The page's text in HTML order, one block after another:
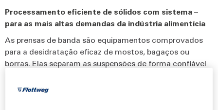
Processamento eficiente de sólidos com sistema –
para as mais altas demandas da indústria alimentícia
As prensas de banda são equipamentos comprovados
para a desidratação eficaz de mostos, bagaços ou
borras. Elas separam as suspensões de forma confiável
no processamento de alimentos, um processamento